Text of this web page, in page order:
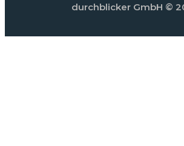
durchblicker GmbH ©